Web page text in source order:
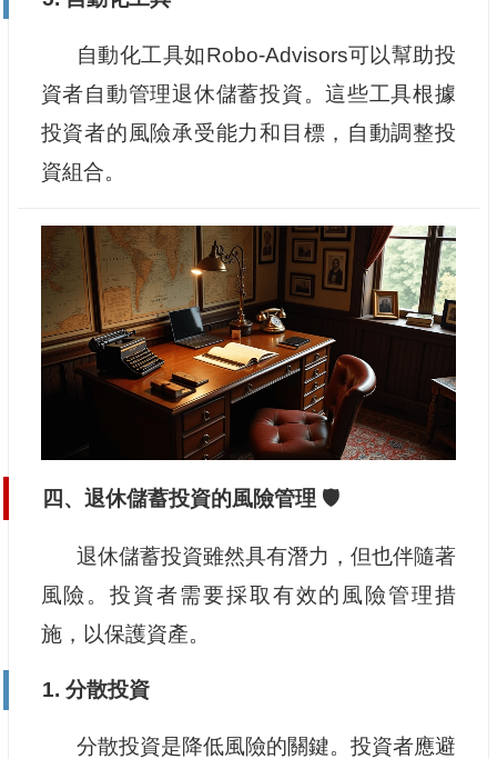
自動化工具如Robo-Advisors可以幫助投
資者自動管理退休儲蓄投資。這些工具根據
投資者的風險承受能力和目標，自動調整投
資組合。
四、退休儲蓄投資的風險管理 🛡️
退休儲蓄投資雖然具有潛力，但也伴隨著
風險。投資者需要採取有效的風險管理措
施，以保護資產。
1. 分散投資
分散投資是降低風險的關鍵。投資者應避